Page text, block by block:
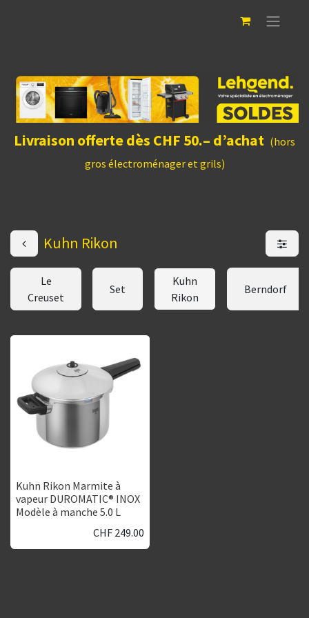
Livraison offerte dès CHF 50.– d’achat (hors
gros électroménager et grils)
Kuhn Rikon
Le
Creuset
Set
Kuhn
Rikon
Berndorf
Kuhn Rikon Marmite à
vapeur DUROMATIC® INOX
Modèle à manche 5.0 L
CHF 249.00